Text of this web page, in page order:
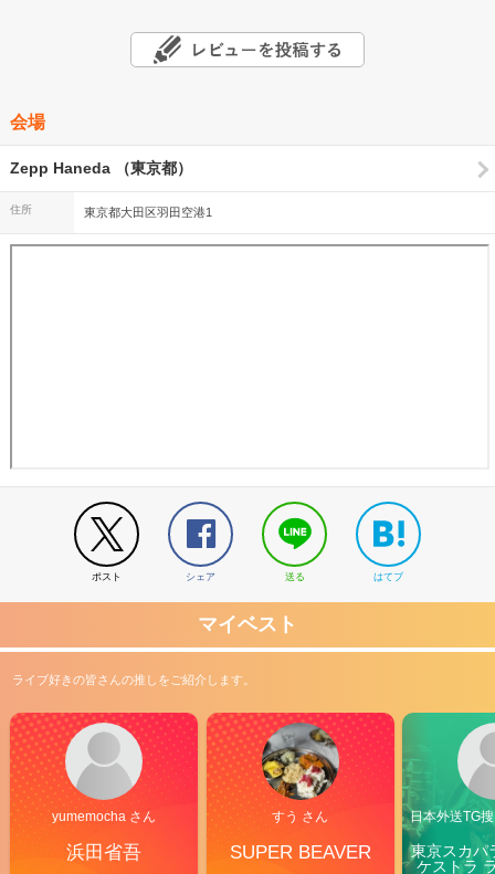
会場
Zepp Haneda （東京都）
住所 東京都大田区羽田空港1
ポスト シェア 送る はてブ
マイベスト
ライブ好きの皆さんの推しをご紹介します。
yumemocha さん
浜田省吾
すう さん
SUPER BEAVER
日本外送TG
東京スカパ
ケストラ